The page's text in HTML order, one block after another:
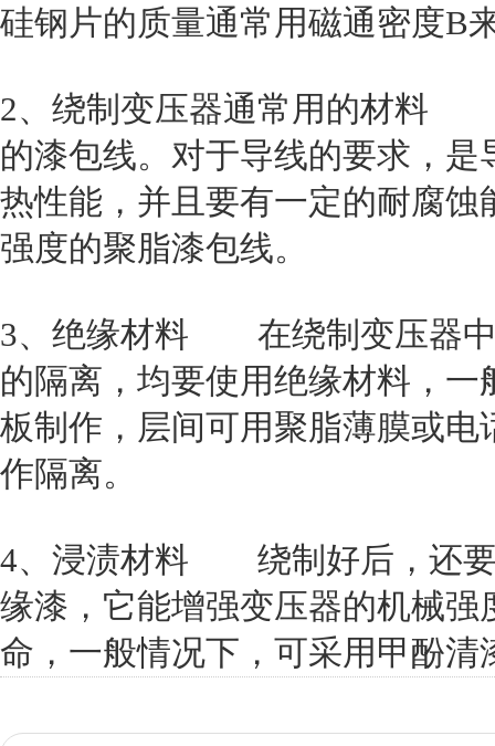
硅钢片的质量通常用磁通密度B
2、绕制变压器通常用的材料
的漆包线。对于导线的要求，
热性能，并且要有一定的耐腐
强度的聚脂漆包线。
3、绝缘材料 在绕制变压器中
的隔离，均要使用绝缘材料，
板制作，层间可用聚脂薄膜或
作隔离。
4、浸渍材料 绕制好后，还要
缘漆，它能增强变压器的机械
命，一般情况下，可采用甲酚清